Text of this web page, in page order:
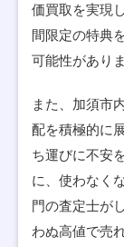
価買取を実現
間限定の特典
可能性がありま
また、加須市
配を積極的に
ち運びに不安
に、使わなく
門の査定士が
わぬ高値で売